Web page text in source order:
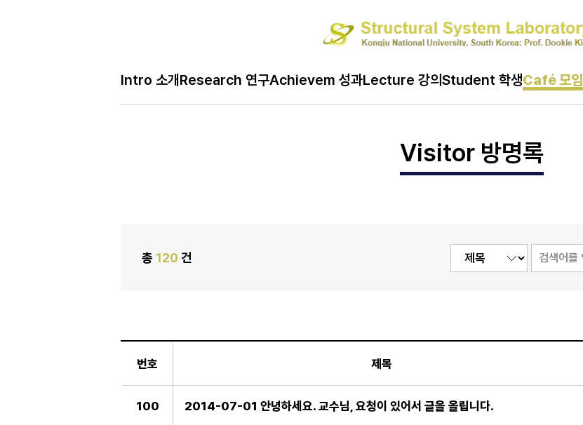
Intro 소개 Research 연구Achievem 성과Lecture 강의Student 학생Café 모임
Visitor 방명록
총 120 건
번호 제목
100 2014-07-01 안녕하세요. 교수님, 요청이 있어서 글을 올립니다.